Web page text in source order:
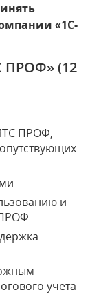
«1С-
ПРОФ» (12
ПРОФ,
и
учета